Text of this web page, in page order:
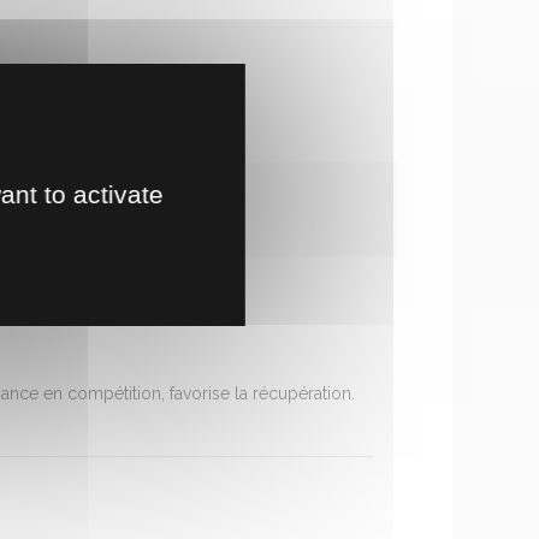
en compétition, favorise la récupération.
to activate